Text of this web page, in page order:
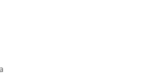
są
- na tych samych
materiały audio i wideo,
użycie niekomercyjne -
inaczej.